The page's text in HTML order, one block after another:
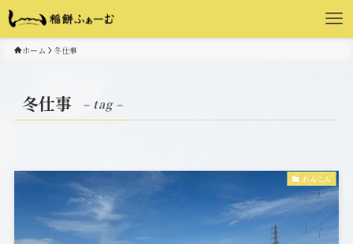
ホーム 冬仕事
冬仕事 – tag –
れんこん